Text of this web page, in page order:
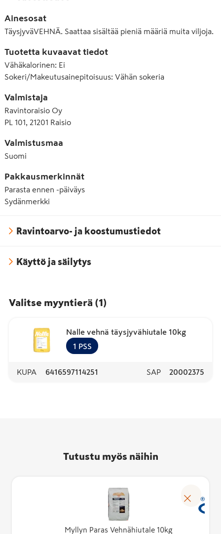
Ainesosat
TäysjyväVEHNÄ. Saattaa sisältää pieniä määriä muita viljoja.
Tuotetta kuvaavat tiedot
Vähäkalorinen: Ei
Sokeri/Makeutusainepitoisuus: Vähän sokeria
Valmistaja
Ravintoraisio Oy
PL 101, 21201 Raisio
Valmistusmaa
Suomi
Pakkausmerkinnät
Parasta ennen -päiväys
Sydänmerkki
Ravintoarvo- ja koostumustiedot
Käyttö ja säilytys
Valitse myyntierä (1 )
Nalle vehnä täysjyvähiutale 10kg
1 PSS
KUPA 6416597114251 SAP 20002375
Tutustu myös näihin
Myllyn Paras Vehnähiutale 10kg